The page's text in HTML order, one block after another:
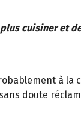
cuisiner et
à
doute